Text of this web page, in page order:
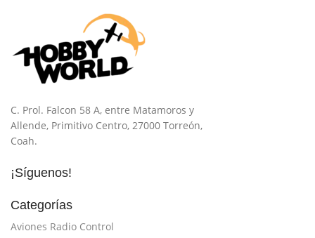
C. Prol. Falcon 58 A, entre Matamoros y
Allende, Primitivo Centro, 27000 Torreón,
Coah.
¡Síguenos!
Categorías
Aviones Radio Control